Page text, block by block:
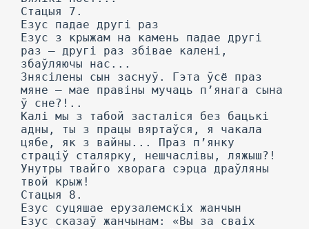
Стацыя 7.
Езус падае другі раз
Езус з крыжам на камень падае другі
раз — другі раз збівае калені,
збаўляючы нас...
Знясілены сын заснуў. Гэта ўсё праз
мяне — мае правіны мучаць п’янага сына
ў сне?!..
Калі мы з табой засталіся без бацькі
адны, ты з працы вяртаўся, я чакала
цябе, як з вайны... Праз п’янку
страціў сталярку, нешчаслівы, ляжыш?!
Унутры твайго хворага сэрца драўляны
твой крыж!
Стацыя 8.
Езус суцяшае ерузалемскіх жанчын
Езус сказаў жанчынам: «Вы за сваіх